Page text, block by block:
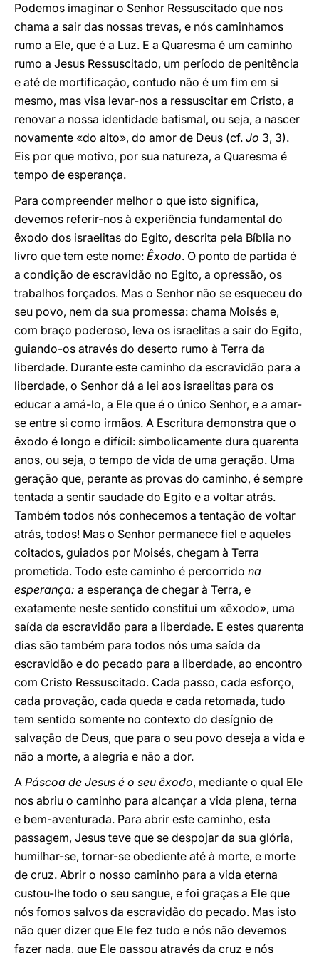
Podemos imaginar o Senhor Ressuscitado que nos
chama a sair das nossas trevas, e nós caminhamos
rumo a Ele, que é a Luz. E a Quaresma é um caminho
rumo a Jesus Ressuscitado, um período de penitência
e até de mortificação, contudo não é um fim em si
mesmo, mas visa levar-nos a ressuscitar em Cristo, a
renovar a nossa identidade batismal, ou seja, a nascer
novamente «do alto», do amor de Deus (cf. Jo 3, 3).
Eis por que motivo, por sua natureza, a Quaresma é
tempo de esperança.
Para compreender melhor o que isto significa,
devemos referir-nos à experiência fundamental do
êxodo dos israelitas do Egito, descrita pela Bíblia no
livro que tem este nome: Êxodo. O ponto de partida é
a condição de escravidão no Egito, a opressão, os
trabalhos forçados. Mas o Senhor não se esqueceu do
seu povo, nem da sua promessa: chama Moisés e,
com braço poderoso, leva os israelitas a sair do Egito,
guiando-os através do deserto rumo à Terra da
liberdade. Durante este caminho da escravidão para a
liberdade, o Senhor dá a lei aos israelitas para os
educar a amá-lo, a Ele que é o único Senhor, e a amar-
se entre si como irmãos. A Escritura demonstra que o
êxodo é longo e difícil: simbolicamente dura quarenta
anos, ou seja, o tempo de vida de uma geração. Uma
geração que, perante as provas do caminho, é sempre
tentada a sentir saudade do Egito e a voltar atrás.
Também todos nós conhecemos a tentação de voltar
atrás, todos! Mas o Senhor permanece fiel e aqueles
coitados, guiados por Moisés, chegam à Terra
prometida. Todo este caminho é percorrido na
esperança: a esperança de chegar à Terra, e
exatamente neste sentido constitui um «êxodo», uma
saída da escravidão para a liberdade. E estes quarenta
dias são também para todos nós uma saída da
escravidão e do pecado para a liberdade, ao encontro
com Cristo Ressuscitado. Cada passo, cada esforço,
cada provação, cada queda e cada retomada, tudo
tem sentido somente no contexto do desígnio de
salvação de Deus, que para o seu povo deseja a vida e
não a morte, a alegria e não a dor.
A Páscoa de Jesus é o seu êxodo, mediante o qual Ele
nos abriu o caminho para alcançar a vida plena, terna
e bem-aventurada. Para abrir este caminho, esta
passagem, Jesus teve que se despojar da sua glória,
humilhar-se, tornar-se obediente até à morte, e morte
de cruz. Abrir o nosso caminho para a vida eterna
custou-lhe todo o seu sangue, e foi graças a Ele que
nós fomos salvos da escravidão do pecado. Mas isto
não quer dizer que Ele fez tudo e nós não devemos
fazer nada, que Ele passou através da cruz e nós